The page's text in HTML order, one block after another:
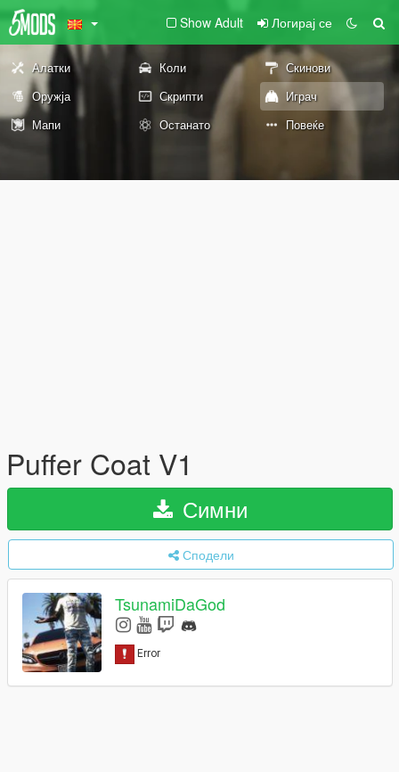
Show Adult Логирај се
Алатки Коли
Скинови
Оружја
Скрипти
Играч
Мапи
Останато Повеќе
Puffer Coat V1
Симни
Сподели
TsunamiDaGod